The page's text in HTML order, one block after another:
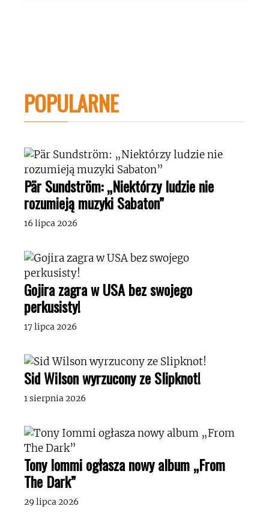
POPULARNE
Pär Sundström: „Niektórzy ludzie nie
rozumieją muzyki Sabaton”
16 lipca 2026
Gojira zagra w USA bez swojego
perkusisty!
17 lipca 2026
Sid Wilson wyrzucony ze Slipknot!
1 sierpnia 2026
Tony Iommi ogłasza nowy album „From
The Dark”
29 lipca 2026